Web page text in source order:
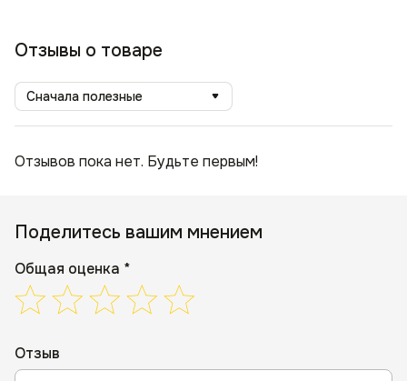
Отзывы о товаре
Сначала полезные
Отзывов пока нет. Будьте первым!
Поделитесь вашим мнением
Общая оценка *
Отзыв